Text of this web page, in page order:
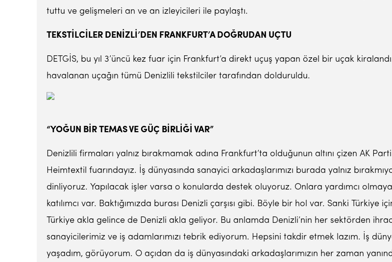
tuttu ve gelişmeleri an ve an izleyicileri ile paylaştı.
TEKSTİLCİLER DENİZLİ’DEN FRANKFURT’A DOĞRUDAN UÇTU
DETGİS, bu yıl 3’üncü kez fuar için Frankfurt’a direkt uçuş yapan özel bir uçak
havalanan uçağın tümü Denizlili tekstilciler tarafından dolduruldu.
“YOĞUN BİR TEMAS VE GÜÇ BİRLİĞİ VAR”
Denizlili firmaları yalnız bırakmamak adına Frankfurt’ta olduğunun altını çizen AK
Heimtextil fuarındayız. İş dünyasında sanayici arkadaşlarımızı burada yalnız
dinliyoruz. Yapılacak işler varsa o konularda destek oluyoruz. Onlara yardımcı
katılımcı var. Baktığımızda burası Denizli çarşısı gibi. Böyle bir hol var. Sanki Türkiye
Türkiye akla gelince de Denizli akla geliyor. Bu anlamda Denizli’nin her sektörden
sanayicilerimiz ve iş adamlarımızı tebrik ediyorum. Hepsini takdir etmek lazım. İş
yaşadım, görüyorum. O açıdan da iş dünyasındaki arkadaşlarımızın her zaman